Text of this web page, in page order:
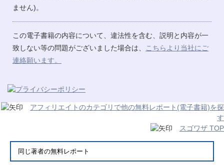
ません)。
この電子書籍の内容について、違法性を含む、説明と内容が一
致しない等の問題がございました場合は、
こちらより当社にご
連絡願います。
アフィリエイトのカテゴリで他の無料レポート(電子書籍)を探
す
スゴワザ TOP
同じ著者の無料レポート